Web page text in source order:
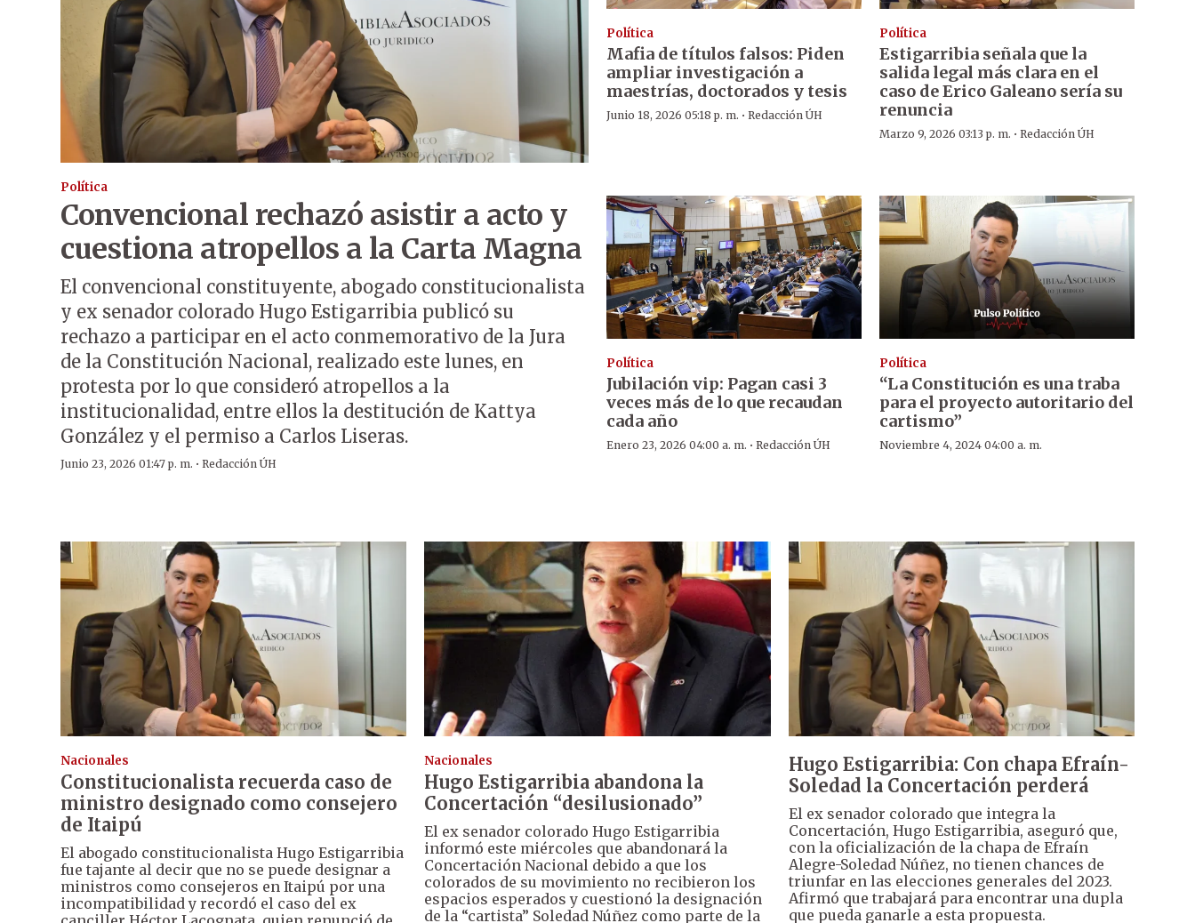
Política
Convencional rechazó asistir a acto y
cuestiona atropellos a la Carta Magna
El convencional constituyente, abogado constitucionalista
y ex senador colorado Hugo Estigarribia publicó su
rechazo a participar en el acto conmemorativo de la Jura
de la Constitución Nacional, realizado este lunes, en
protesta por lo que consideró atropellos a la
institucionalidad, entre ellos la destitución de Kattya
González y el permiso a Carlos Liseras.
Junio 23, 2026 01:47 p. m. · Redacción ÚH
Política
Mafia de títulos falsos: Piden
ampliar investigación a
maestrías, doctorados y tesis
Junio 18, 2026 05:18 p. m. · Redacción ÚH
Política
Estigarribia señala que la
salida legal más clara en el
caso de Erico Galeano sería su
renuncia
Marzo 9, 2026 03:13 p. m. · Redacción ÚH
Política
Jubilación vip: Pagan casi 3
veces más de lo que recaudan
cada año
Enero 23, 2026 04:00 a. m. · Redacción ÚH
Política
“La Constitución es una traba
para el proyecto autoritario del
cartismo”
Noviembre 4, 2024 04:00 a. m.
Nacionales
Constitucionalista recuerda caso de
ministro designado como consejero
de Itaipú
El abogado constitucionalista Hugo Estigarribia
fue tajante al decir que no se puede designar a
ministros como consejeros en Itaipú por una
incompatibilidad y recordó el caso del ex
Nacionales
Hugo Estigarribia abandona la
Concertación “desilusionado”
El ex senador colorado Hugo Estigarribia
informó este miércoles que abandonará la
Concertación Nacional debido a que los
colorados de su movimiento no recibieron los
espacios esperados y cuestionó la designación
de la “cartista” Soledad Núñez como parte de la
Hugo Estigarribia: Con chapa Efraín-
Soledad la Concertación perderá
El ex senador colorado que integra la
Concertación, Hugo Estigarribia, aseguró que,
con la oficialización de la chapa de Efraín
Alegre-Soledad Núñez, no tienen chances de
triunfar en las elecciones generales del 2023.
Afirmó que trabajará para encontrar una dupla
que pueda ganarle a esta propuesta.